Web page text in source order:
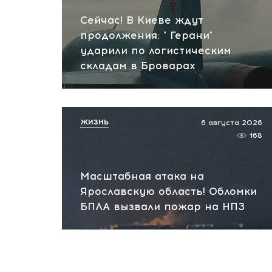
Сейчас! В Киеве ждут
продолжения: " Герани"
ударили по логистическим
складам в Броварах
Масштабная атака на
Ярославскую область! Обломки
БПЛА вызвали пожар на НПЗ
6 августа 2026
168
ЖИЗНЬ